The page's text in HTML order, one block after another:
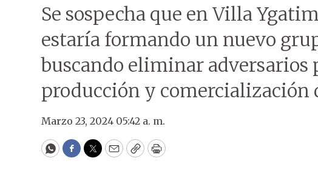
Se sospecha que en Villa
estaría formando un nuevo
buscando eliminar adversarios
producción y comercialización
Marzo 23, 2024 05:42 a. m.
WhatsApp
Facebook
Twitter
EmailCopyPrint